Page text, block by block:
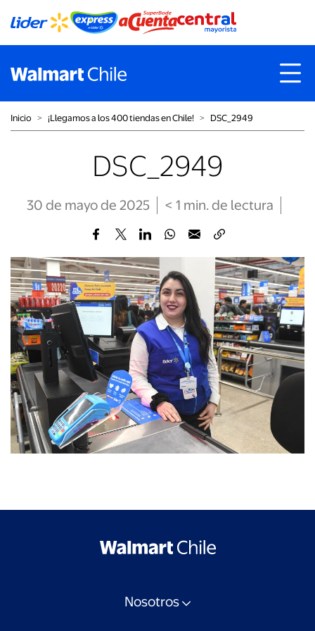
Inicio ˃ ¡Llegamos a los 400 tiendas en Chile! ˃ DSC_2949
DSC_2949
30 de mayo de 2025 < 1 min. de lectura
Nosotros